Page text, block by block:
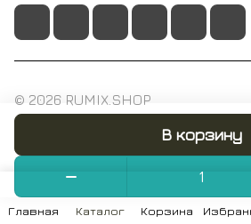
В корзину
Главная Каталог Корзина
© 2026 RUMIX.SHOP
Конфиденциальность Оферта